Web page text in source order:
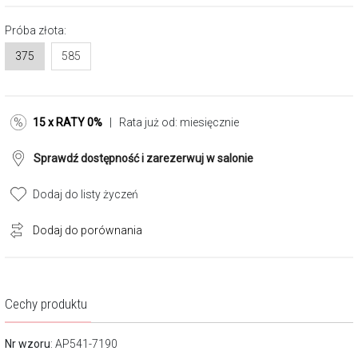
Próba złota:
375
585
15 x RATY 0% | Rata już od: miesięcznie
Sprawdź dostępność i zarezerwuj w salonie
Dodaj do listy życzeń
Dodaj do porównania
Cechy produktu
Nr wzoru: AP541-7190